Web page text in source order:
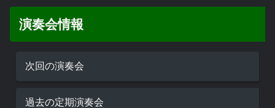
演奏会情報
次回の演奏会
過去の定期演奏会